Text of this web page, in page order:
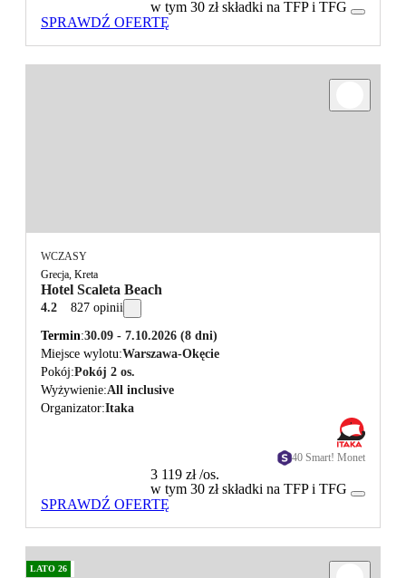
w tym 30 zł składki na TFP i TFG
SPRAWDŹ OFERTĘ
WCZASY
Grecja, Kreta
Hotel Scaleta Beach
4.2 827 opinii
Termin 30.09 - 7.10.2026 (8 dni)
Miejsce wylotu Warszawa-Okęcie
Pokój Pokój 2 os.
Wyżywienie All inclusive
Organizator Itaka
40 Smart! Monet
3 119 zł/os.
w tym 30 zł składki na TFP i TFG
SPRAWDŹ OFERTĘ
LATO 26